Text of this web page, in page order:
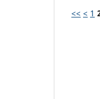
<< < 1